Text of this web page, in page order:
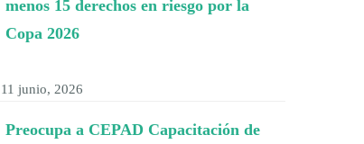
menos 15 derechos en riesgo por la
Copa 2026
11 junio, 2026
Preocupa a CEPAD Capacitación de